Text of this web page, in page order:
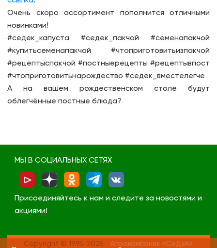
Очень скоро ассортимент пополнится отличными
новинками!
#седек_капуста #седек_пакчой #семенапакчой
#купитьсеменапакчой #чтоприготовитьизпакчой
#рецептыспакчой #постныерецепты #рецептывпост
#чтоприготовитьнарождество #седек_вместелегче
А на вашем рождественском столе будут
облегчённые постные блюда?
МЫ В СОЦИАЛЬНЫХ СЕТЯХ
Присоединяйтесь к нам и следите за новостями и
акциями!
Copyright © 1995-2026 Агрокомпания «СеДеК»